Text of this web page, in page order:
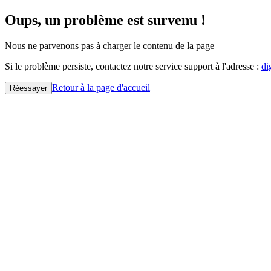
Oups, un problème est survenu !
Nous ne parvenons pas à charger le contenu de la page
Si le problème persiste, contactez notre service support à l'adresse :
Réessayer Retour à la page d'accueil